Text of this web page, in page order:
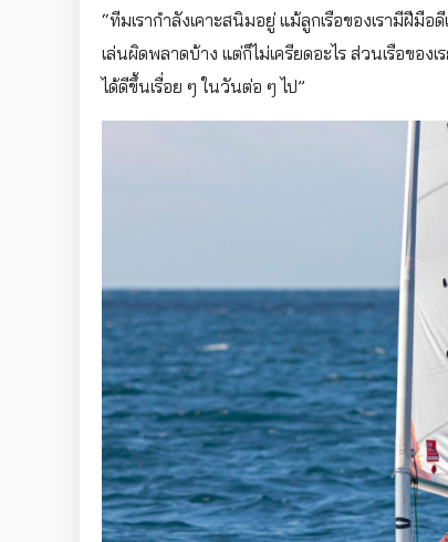
“ทีมเรากำลังเคาะสนิมอยู่ แม้ลูกเรือของเรามีฝี
เล่นผิดพลาดบ้าง แต่ก็ไม่เครียดอะไร ส่วนเรือของ
ได้ดีขึ้นเรื่อย ๆ ในวันต่อ ๆ ไป”